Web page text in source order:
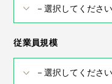
従業員規模